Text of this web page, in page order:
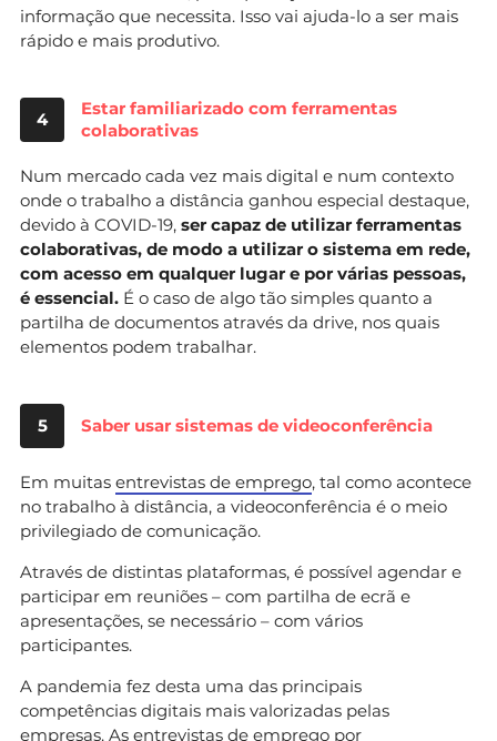
informação que necessita. Isso vai ajuda-lo a ser mais
rápido e mais produtivo.
4
Estar familiarizado com ferramentas
colaborativas
Num mercado cada vez mais digital e num contexto
onde o trabalho a distância ganhou especial destaque,
devido à COVID-19, ser capaz de utilizar ferramentas
colaborativas, de modo a utilizar o sistema em rede,
com acesso em qualquer lugar e por várias pessoas,
é essencial. É o caso de algo tão simples quanto a
partilha de documentos através da drive, nos quais
elementos podem trabalhar.
5 Saber usar sistemas de videoconferência
Em muitas entrevistas de emprego, tal como acontece
no trabalho à distância, a videoconferência é o meio
privilegiado de comunicação.
Através de distintas plataformas, é possível agendar e
participar em reuniões – com partilha de ecrã e
apresentações, se necessário – com vários
participantes.
A pandemia fez desta uma das principais
competências digitais mais valorizadas pelas
empresas. As entrevistas de emprego por